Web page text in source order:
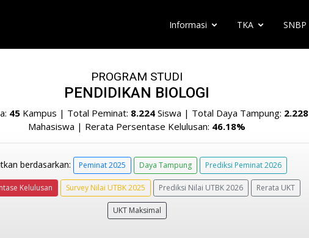
Informasi TKA SNBP
PROGRAM STUDI
PENDIDIKAN BIOLOGI
45Kampus | Total Peminat: 8.224Siswa | Total Daya Tampung: 2.228
Mahasiswa | Rerata Persentase Kelulusan: 46.18%
berdasarkan: Peminat 2025 Daya Tampung Prediksi Peminat 2026
Kelulusan Survey Nilai UTBK 2025 Prediksi Nilai UTBK 2026 Rerata UKT
UKT Maksimal